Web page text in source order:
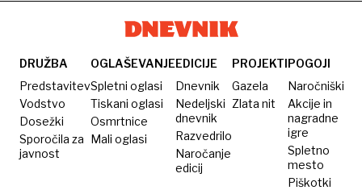
DRUŽBA
Predstavitev
Vodstvo
Dosežki
Sporočila za
javnost
OGLAŠEVANJE
Spletni oglasi
Tiskani oglasi
Osmrtnice
Mali oglasi
EDICIJE
Dnevnik
Nedeljski
dnevnik
Razvedrilo
Naročanje
edicij
PROJEKTI
Gazela
Zlata nit
POGOJI
Naročniški
Akcije in
nagradne
igre
Spletno
mesto
Piškotki